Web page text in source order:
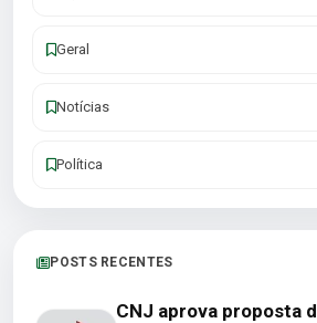
Geral
Notícias
Política
POSTS RECENTES
CNJ aprova proposta